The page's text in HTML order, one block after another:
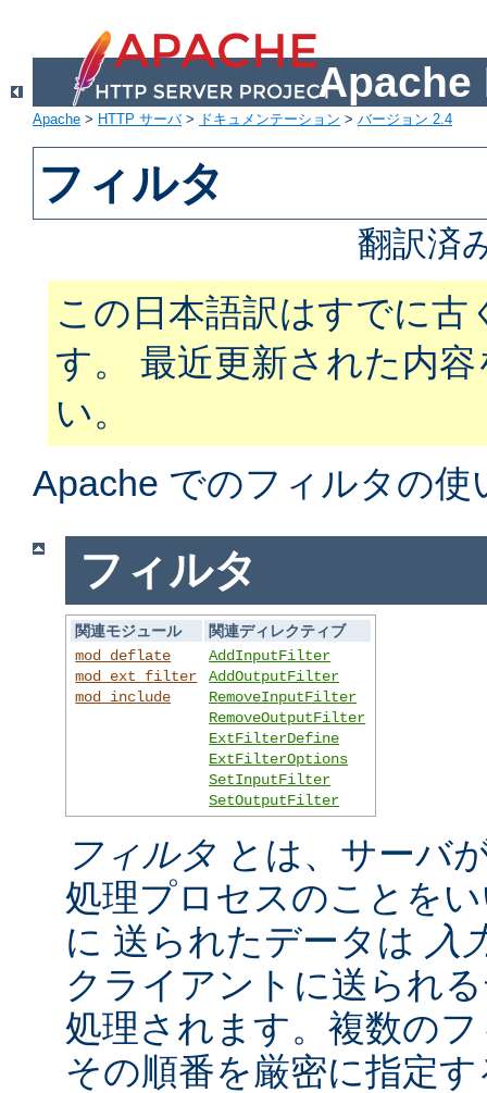
Apache
Apache > HTTP サーバ> ドキュメンテーション > バージョン 2.4
フィルタ
翻訳済
この日本語訳はすでに
す。 最近更新された内
い。
Apache でのフィルタの
フィルタ
関連モジュール
関連ディレクティブ
mod_deflate
mod_ext_filter
mod_include
AddInputFilter
AddOutputFilter
RemoveInputFilter
RemoveOutputFilter
ExtFilterDefine
ExtFilterOptions
SetInputFilter
SetOutputFilter
フィルタ とは、サーバ
処理プロセスのことを
に 送られたデータは 入
クライアントに送られ
処理されます。複数の
その順番を厳密に指定